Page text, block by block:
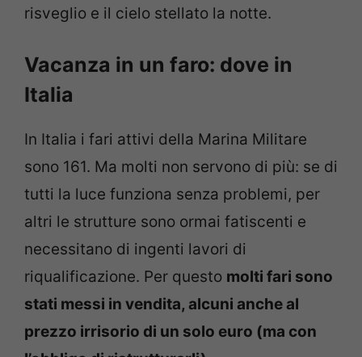
risveglio e il cielo stellato la notte.
Vacanza in un faro: dove in
Italia
In Italia i fari attivi della Marina Militare
sono 161. Ma molti non servono di più: se di
tutti la luce funziona senza problemi, per
altri le strutture sono ormai fatiscenti e
necessitano di ingenti lavori di
riqualificazione. Per questo molti fari sono
stati messi in vendita, alcuni anche al
prezzo irrisorio di un solo euro (ma con